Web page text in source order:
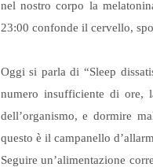
nel nostro corpo la
23:00 confonde il cervello,
Oggi si parla di “Sleep
numero insufficiente di ore,
dell’organismo, e dormire
questo è il campanello
Seguire un’alimentazione